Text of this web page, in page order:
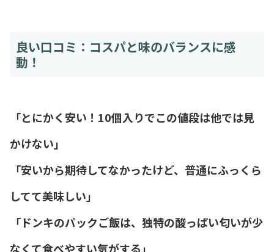
良い口コミ：コスパと味のバランスに感
動！
「とにかく安い！10個入りでこの値段は他では見
かけない」
「安いから期待してなかったけど、普通にふっくら
してて美味しい」
「ドンキのパックご飯は、独特の酸っぱい匂いが少
なくて食べやすい気がする」